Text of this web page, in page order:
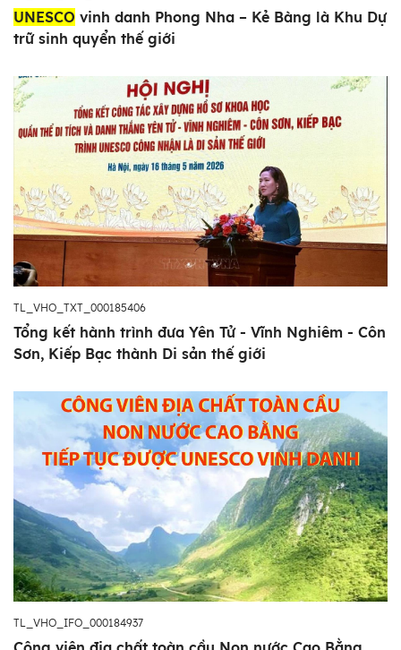
UNESCO vinh danh Phong Nha – Kẻ Bàng là Khu Dự
trữ sinh quyển thế giới
TL_VHO_TXT_000185406
Tổng kết hành trình đưa Yên Tử - Vĩnh Nghiêm - Côn
Sơn, Kiếp Bạc thành Di sản thế giới
TL_VHO_IFO_000184937